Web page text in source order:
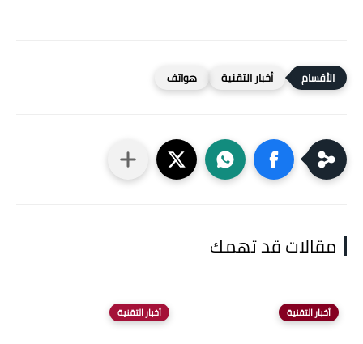
أخبار التقنية هواتف
مقالات قد تهمك
أخبار التقنية أخبار التقنية